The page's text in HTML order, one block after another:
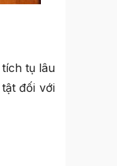
tụ lâu
đối với